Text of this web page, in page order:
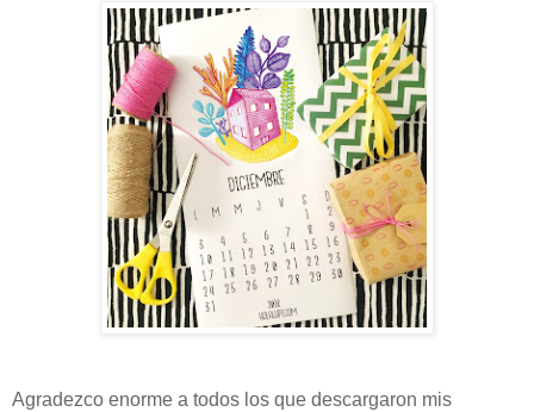
Agradezco enorme a todos los que descargaron mis